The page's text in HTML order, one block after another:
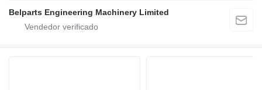
Belparts Engineering Machinery Limited